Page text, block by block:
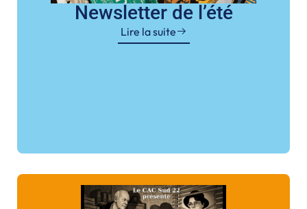
Newsletter de l’été
Lire la suite